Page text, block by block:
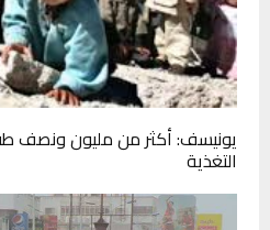
يونيسف: أكثر من مليون ونصف
التغذية